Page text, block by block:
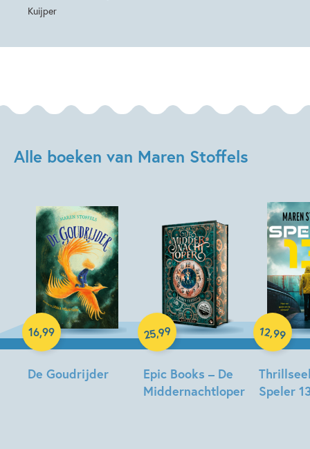
Kuijper
Alle boeken van Maren Stoffels
De Goudrijder
16,99
Hardcover
Epic Books – De
Middernachtloper
25,99
Hardcover
Speler
12,99
Hardcover